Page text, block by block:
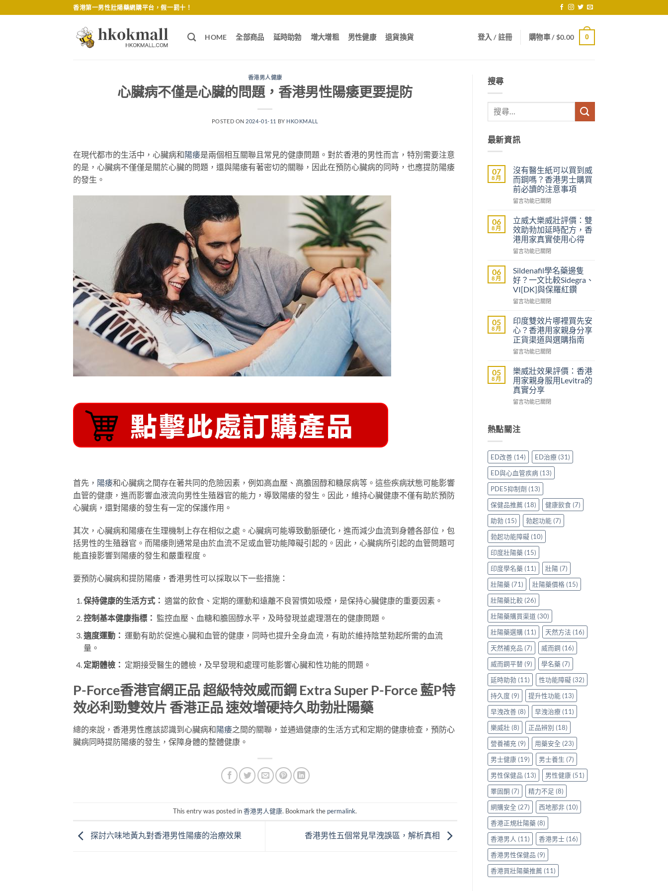
to
香港第一男性壯陽藥網購平台，假一罰十！
HOME 全部商品 延時助勃 增大增粗 男性健康 退貨換貨 登入 / 註冊 購物車 /$0.00 0
香港男人健康
心臟病不僅是心臟的問題，香港男性陽痿更要提防
POSTED ON 2024-01-11 BY HKOKMALL
在現代都市的生活中，心臟病和陽痿是兩個相互關聯且常見的健康問題。對於香港的男性而言，特別需要注意
的是，心臟病不僅僅是關於心臟的問題，還與陽痿有著密切的關聯，因此在預防心臟病的同時，也應提防陽痿
的發生。
首先， 陽痿和心臟病之間存在著共同的危險因素，例如高血壓、高膽固醇和糖尿病等。這些疾病狀態可能影響
血管的健康，進而影響血液流向男性生殖器官的能力，導致陽痿的發生。因此，維持心臟健康不僅有助於預防
心臟病，還對陽痿的發生有一定的保護作用。
其次，心臟病和陽痿在生理機制上存在相似之處。心臟病可能導致動脈硬化，進而減少血流到身體各部位，包
括男性的生殖器官。而陽痿則通常是由於血流不足或血管功能障礙引起的。因此，心臟病所引起的血管問題可
能直接影響到陽痿的發生和嚴重程度。
要預防心臟病和提防陽痿，香港男性可以採取以下一些措施：
保持健康的生活方式： 適當的飲食、定期的運動和遠離不良習慣如吸煙，是保持心臟健康的重要因素。
控制基本健康指標： 監控血壓、血糖和膽固醇水平，及時發現並處理潛在的健康問題。
適度運動： 運動有助於促進心臟和血管的健康，同時也提升全身血流，有助於維持陰莖勃起所需的血流
量。
定期體檢： 定期接受醫生的體檢，及早發現和處理可能影響心臟和性功能的問題。
P-Force香港官網正品 超級特效威而鋼 Extra Super P-Force 藍P特
效必利勁雙效片 香港正品 速效增硬持久助勃壯陽藥
總的來說，香港男性應該認識到心臟病和陽痿之間的關聯，並通過健康的生活方式和定期的健康檢查，預防心
臟病同時提防陽痿的發生，保障身體的整體健康。
This entry was posted in香港男人健康. Bookmark the permalink.
探討六味地黃丸對香港男性陽痿的治療效果 香港男性五個常見早洩誤區，解析真相
搜尋
最新資訊
07
8 月
沒有醫生紙可以買到威
而鋼嗎？香港男士購買
前必讀的注意事項
在
有
醫
生
紙
可
買
到
威
而
鋼
香
港
男
士
購
前
必
讀
的
注
項〉
留言功能已關閉
06
8 月
立威大樂威壯評價：雙
效助勃加延時配方，香
港用家真實使用心得
在
威
大
樂
威
壯
價：
雙
效
助
勃
延
時
配
方，
香
家
使
用
心
得〉
中
留言功能已關閉
06
8 月
Sildenafil學名藥邊隻
好？一文比較Sidegra、
VI[DK]與保羅紅鑽
在
學
名
藥
邊
隻
一
文
比
較
Sidegra、
保
鑽〉
中
留言功能已關閉
05
8 月
印度雙效片哪裡買先安
心？香港用家親身分享
正貨渠道與選購指南
在
度
雙
效
片
哪
先
香
港
用
家
親
身
分
享
正
貨
渠
道
與
選
購
指
南〉
中
留言功能已關閉
05
8 月
樂威壯效果評價：香港
用家親身服用Levitra的
真實分享
在
壯
效
評
價：
香
港
用
家
親
身
服
用
Levitra
的
真
實
分
享〉
中
留言功能已關閉
熱點關注
ED改善 (14) ED治療(31)
ED與心血管疾病(13)
PDE5抑制劑 (13)
保健品推薦 (18) 健康飲食 (7)
助勃 (15) 勃起功能 (7)
勃起功能障礙(10)
印度壯陽藥 (15)
印度學名藥 (11) 壯陽(7)
壯陽藥 (71) 壯陽藥價格(15)
壯陽藥比較 (26)
壯陽藥購買渠道 (30)
壯陽藥選購(11) 天然方法 (16)
天然補充品 (7) 威而鋼 (16)
威而鋼平替 (9) 學名藥 (7)
延時助勃 (11) 性功能障礙(32)
持久度 (9) 提升性功能 (13)
早洩改善 (8) 早洩治療(11)
樂威壯(8) 正品辨別 (18)
營養補充 (9) 用藥安全 (23)
男士健康(19) 男士養生 (7)
男性保健品 (13) 男性健康(51)
睪固酮 (7) 精力不足 (8)
網購安全 (27) 西地那非(10)
香港正規壯陽藥 (8)
香港男人 (11) 香港男士(16)
香港男性保健品 (9)
香港買壯陽藥推薦 (11)